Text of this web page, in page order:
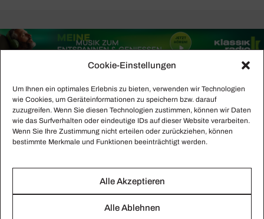
Cookie-Einstellungen
Um Ihnen ein optimales Erlebnis zu bieten, verwenden wir Technologien
wie Cookies, um Geräteinformationen zu speichern bzw. darauf
zuzugreifen. Wenn Sie diesen Technologien zustimmen, können wir Daten
wie das Surfverhalten oder eindeutige IDs auf dieser Website verarbeiten.
Wenn Sie Ihre Zustimmung nicht erteilen oder zurückziehen, können
bestimmte Merkmale und Funktionen beeinträchtigt werden.
Alle Akzeptieren
Alle Ablehnen